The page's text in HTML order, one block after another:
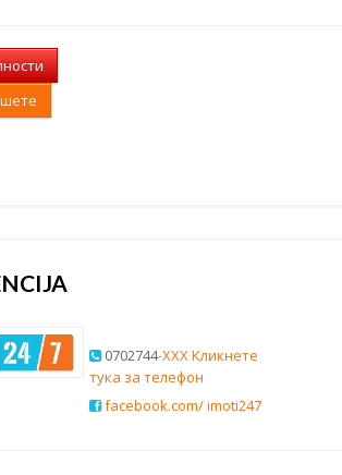
0702744-XXX Кликнете
тука за телефон
facebook.com/ imoti247